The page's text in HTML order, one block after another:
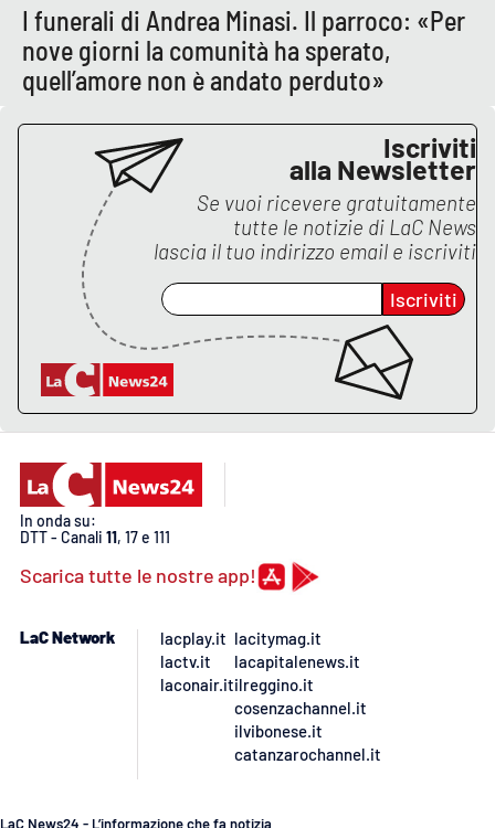
Lacitymag.it
Lacapitalenews.it
Ilreggino.it
Cosenzachannel.it
Ilvibonese.it
Catanzarochannel.it
APP
Apple
I funerali di Andrea Minasi. Il parroco: «Per
nove giorni la comunità ha sperato,
quell’amore non è andato perduto»
Iscriviti
alla Newsletter
Se vuoi ricevere gratuitamente
tutte le notizie di LaC News
lascia il tuo indirizzo email e iscriviti
Iscriviti
In onda su:
DTT - Canali 11, 17 e 111
Scarica tutte le nostre app!
LaC Network
lacplay.it
lactv.it
laconair.it
lacitymag.it
lacapitalenews.it
ilreggino.it
cosenzachannel.it
ilvibonese.it
catanzarochannel.it
LaC News24 - L’informazione che fa notizia